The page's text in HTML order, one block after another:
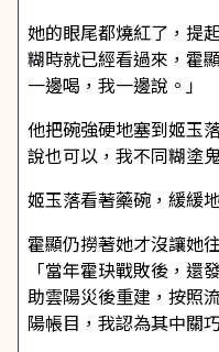
她的眼尾都燒紅了，提
糊時就已經看過來，霍
一邊喝，我一邊說。」
他把碗強硬地塞到姬玉
說也可以，我不同糊塗鬼
姬玉落看著藥碗，緩緩
霍顯仍撈著她才沒讓她
「當年霍玦戰敗後，還
助雲陽災後重建，按照
陽帳目，我認為其中關